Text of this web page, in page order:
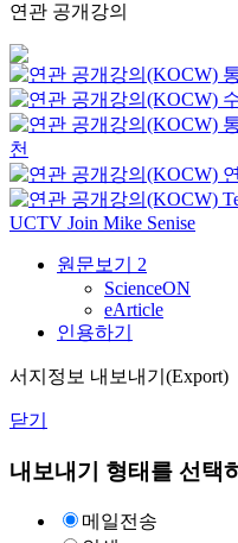
연관 공개강의
천
UCTV Join Mike Senise
원문보기 2
ScienceON
eArticle
인용하기
서지정보 내보내기(Export)
닫기
내보내기 형태를 선택
메일전송